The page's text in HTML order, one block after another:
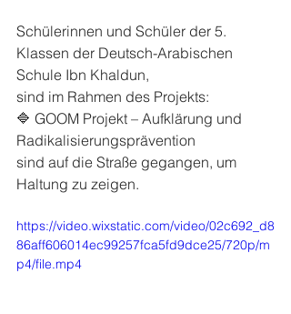
Schülerinnen und Schüler der 5.
Klassen der Deutsch-Arabischen
Schule Ibn Khaldun,
sind im Rahmen des Projekts:
🔷 GOOM Projekt – Aufklärung und
Radikalisierungsprävention
sind auf die Straße gegangen, um
Haltung zu zeigen.
https://video.wixstatic.com/video/02c692_d8
86aff606014ec99257fca5fd9dce25/720p/m
p4/file.mp4